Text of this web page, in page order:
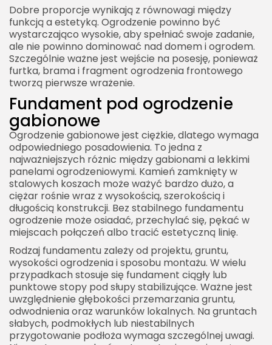
Dobre proporcje wynikają z równowagi między
funkcją a estetyką. Ogrodzenie powinno być
wystarczająco wysokie, aby spełniać swoje zadanie,
ale nie powinno dominować nad domem i ogrodem.
Szczególnie ważne jest wejście na posesję, ponieważ
furtka, brama i fragment ogrodzenia frontowego
tworzą pierwsze wrażenie.
Fundament pod ogrodzenie
gabionowe
Ogrodzenie gabionowe jest ciężkie, dlatego wymaga
odpowiedniego posadowienia. To jedna z
najważniejszych różnic między gabionami a lekkimi
panelami ogrodzeniowymi. Kamień zamknięty w
stalowych koszach może ważyć bardzo dużo, a
ciężar rośnie wraz z wysokością, szerokością i
długością konstrukcji. Bez stabilnego fundamentu
ogrodzenie może osiadać, przechylać się, pękać w
miejscach połączeń albo tracić estetyczną linię.
Rodzaj fundamentu zależy od projektu, gruntu,
wysokości ogrodzenia i sposobu montażu. W wielu
przypadkach stosuje się fundament ciągły lub
punktowe stopy pod słupy stabilizujące. Ważne jest
uwzględnienie głębokości przemarzania gruntu,
odwodnienia oraz warunków lokalnych. Na gruntach
słabych, podmokłych lub niestabilnych
przygotowanie podłoża wymaga szczególnej uwagi.